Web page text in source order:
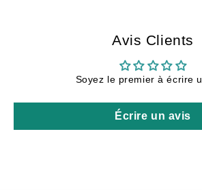
Avis Clients
Soyez le premier à écrire
Écrire un avis